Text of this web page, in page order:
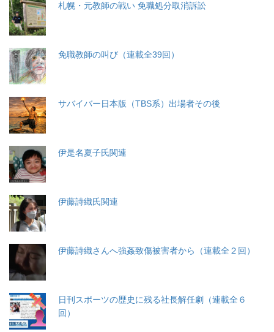
札幌・元教師の戦い 免職処分取消訴訟
免職教師の叫び（連載全39回）
サバイバー日本版（TBS系）出場者その後
伊是名夏子氏関連
伊藤詩織氏関連
伊藤詩織さんへ強姦致傷被害者から（連載全２回）
日刊スポーツの歴史に残る社長解任劇（連載全６
回）